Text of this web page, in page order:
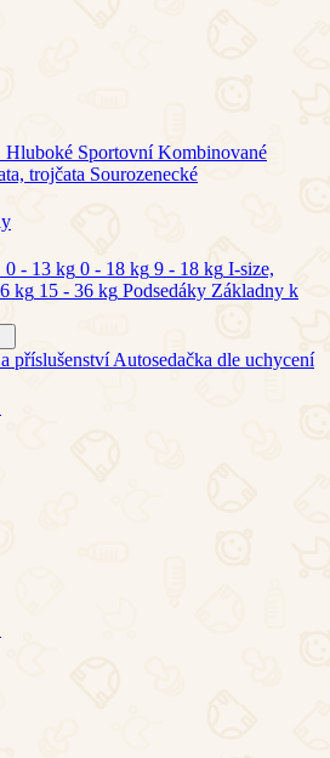
Hluboké Sportovní Kombinované
trojčata Sourozenecké
0 - 13 kg 0 - 18 kg 9 - 18 kg I-size,
kg 15 - 36 kg Podsedáky Základny k
příslušenství Autosedačka dle uchycení